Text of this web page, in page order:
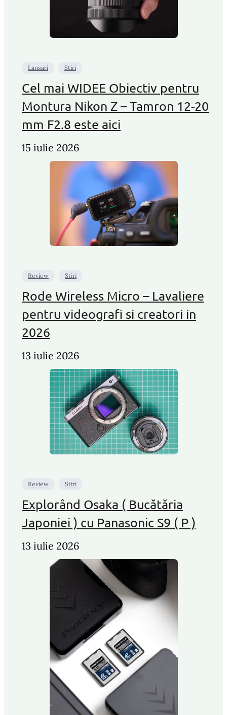
Lansari Stiri
Cel mai WIDEE Obiectiv pentru
Montura Nikon Z – Tamron 12-20
mm F2.8 este aici
15 iulie 2026
Review Stiri
Rode Wireless Micro – Lavaliere
pentru videografi si creatori in
2026
13 iulie 2026
Review Stiri
Explorând Osaka ( Bucătăria
Japoniei ) cu Panasonic S9 ( P )
13 iulie 2026